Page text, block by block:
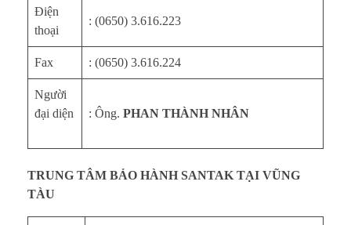
Điện
thoại
: (0650) 3.616.223
Fax : (0650) 3.616.224
Người
đại diện
: Ông. PHAN THÀNH NHÂN
TRUNG TÂM BẢO HÀNH SANTAK TẠI VŨNG
TÀU